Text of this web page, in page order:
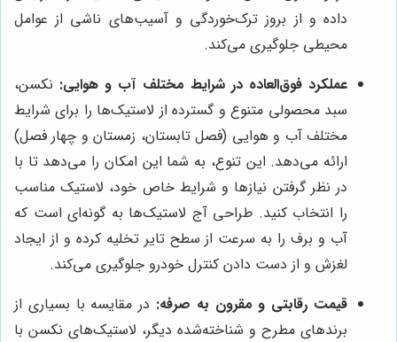
داده و از بروز ترک‌خوردگی و آسیب‌های ناشی از عوامل
محیطی جلوگیری می‌کند.
عملکرد فوق‌العاده در شرایط مختلف آب و هوایی: نکسن،
سبد محصولی متنوع و گسترده از لاستیک‌ها را برای شرایط
مختلف آب و هوایی (فصل تابستان، زمستان و چهار فصل)
ارائه می‌دهد. این تنوع، به شما این امکان را می‌دهد تا با
در نظر گرفتن نیازها و شرایط خاص خود، لاستیک مناسب
را انتخاب کنید. طراحی آج لاستیک‌ها به گونه‌ای است که
آب و برف را به سرعت از سطح تایر تخلیه کرده و از ایجاد
لغزش و از دست دادن کنترل خودرو جلوگیری می‌کند.
قیمت رقابتی و مقرون به صرفه: در مقایسه با بسیاری از
برندهای مطرح و شناخته‌شده دیگر، لاستیک‌های نکسن با